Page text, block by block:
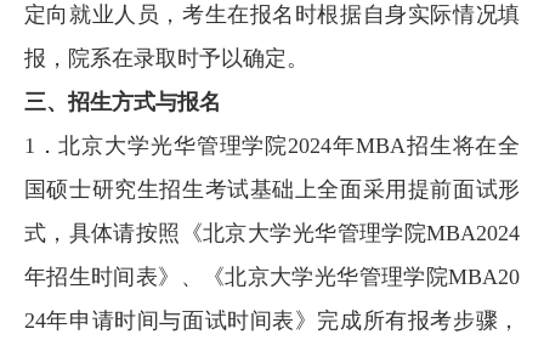
定向就业人员，考生在报名时根据自身实际情况填
报，院系在录取时予以确定。
三、招生方式与报名
1．北京大学光华管理学院2024年MBA招生将在全
国硕士研究生招生考试基础上全面采用提前面试形
式，具体请按照《北京大学光华管理学院MBA2024
年招生时间表》、《北京大学光华管理学院MBA20
24年申请时间与面试时间表》完成所有报考步骤，